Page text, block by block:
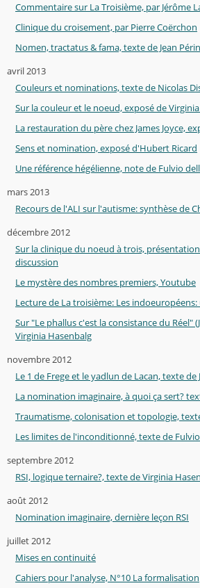
Commentaire sur La Troisième, par Jérôme
Clinique du croisement, par Pierre Coërchon
Nomen, tractatus & fama, texte de Jean Périn
avril 2013
Couleurs et nominations, texte de Nicolas
Sur la couleur et le noeud, exposé de
La restauration du père chez James Joyce,
Sens et nomination, exposé d'Hubert Ricard
Une référence hégélienne, note de Fulvio
mars 2013
Recours de l'ALI sur l'autisme: synthèse de
décembre 2012
Sur la clinique du noeud à trois,
discussion
Le mystère des nombres premiers, Youtube
Lecture de La troisième: Les
Sur "Le phallus c'est la consistance du Réel"
Virginia Hasenbalg
novembre 2012
Le 1 de Frege et le yadlun de Lacan, texte de
La nomination imaginaire, à quoi ça sert?
Traumatisme, colonisation et topologie,
Les limites de l'inconditionné, texte de
septembre 2012
RSI, logique ternaire?, texte de Virginia
août 2012
Nomination imaginaire, dernière leçon RSI
juillet 2012
Mises en continuité
Cahiers pour l'analyse, N°10 La formalisation